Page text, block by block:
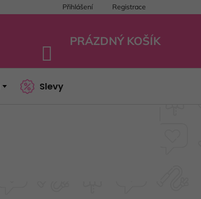
Přihlášení Registrace
PRÁZDNÝ KOŠÍK
Slevy